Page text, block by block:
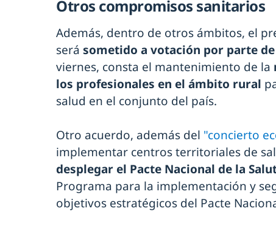
Otros compromisos sanitarios
Además, dentro de otros ámbitos, el
será sometido a votación por parte
viernes, consta el mantenimiento de la
los profesionales en el ámbito rural
salud en el conjunto del país.
Otro acuerdo, además del "concierto
implementar centros territoriales de
desplegar el Pacte Nacional de la
Programa para la implementación y
objetivos estratégicos del Pacte